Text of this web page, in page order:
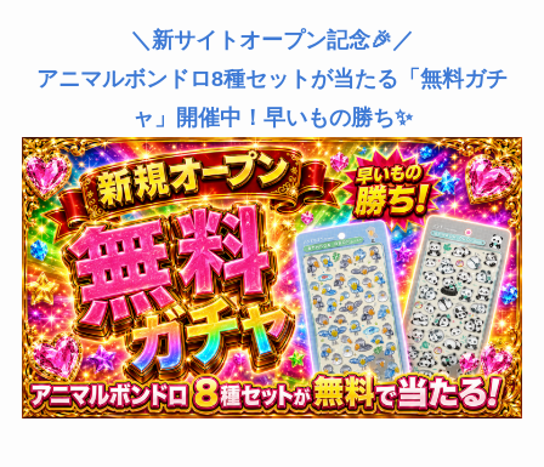
＼新サイトオープン記念🎉／
アニマルボンドロ8種セットが当たる「無料ガチ
ャ」開催中！早いもの勝ち✨